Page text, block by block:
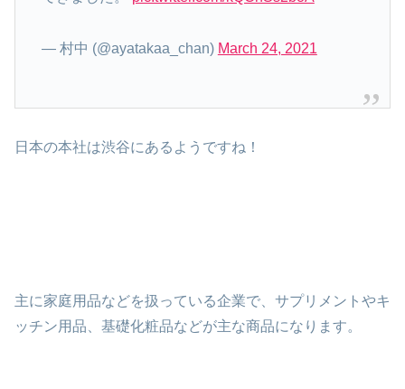
— 村中 (@ayatakaa_chan) March 24, 2021
日本の本社は渋谷にあるようですね！
主に家庭用品などを扱っている企業で、サプリメントやキ
ッチン用品、基礎化粧品などが主な商品になります。